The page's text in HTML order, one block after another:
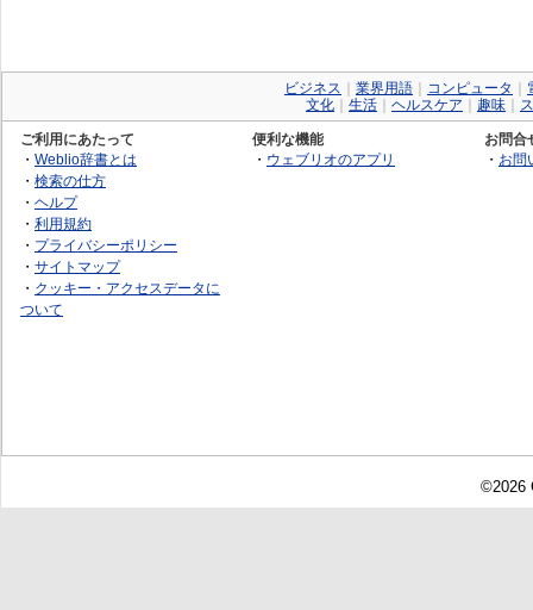
ビジネス 業界用語 コンピュータ
文化
生活 ヘルスケア 趣味
ご利用にあたって
・ Weblio辞書とは
・ 検索の仕方
・ ヘルプ
・ 利用規約
・ プライバシーポリシー
・ サイトマップ
・ クッキー・アクセスデータに
ついて
便利な機能
・ ウェブリオのアプリ
お問合
・ お問
©2026